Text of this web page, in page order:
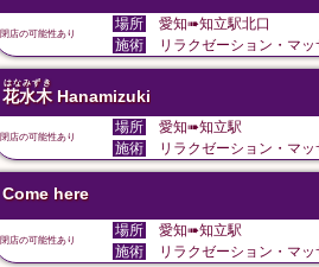
閉店の可能性あり
場所 愛知➠知立駅北口
施術 リラクゼーション・マッ
花水木
はなみずき
Hanamizuki
閉店の可能性あり
場所 愛知➠知立駅
施術 リラクゼーション・マッ
Come here
閉店の可能性あり
場所 愛知➠知立駅
施術 リラクゼーション・マッ